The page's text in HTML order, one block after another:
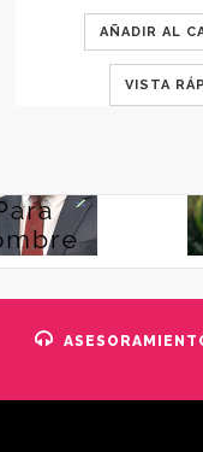
AÑADIR AL
VISTA